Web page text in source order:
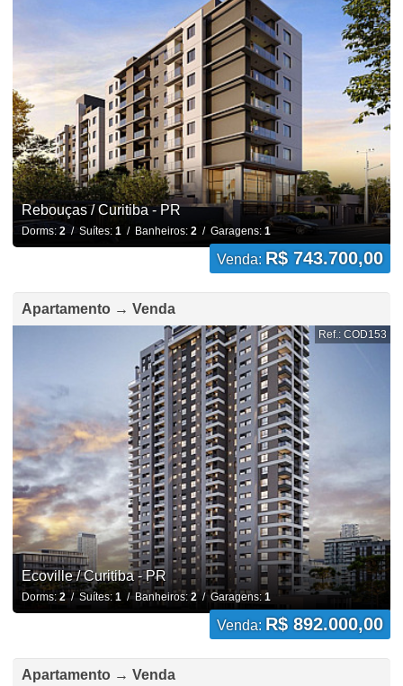
Rebouças / Curitiba - PR
Dorms: 2/ Suítes: 1/ Banheiros: 2/ Garagens: 1
Venda: R$ 743.700,00
Apartamento → Venda
Ref.: COD153
Ecoville / Curitiba - PR
Dorms: 2/ Suítes: 1 / Banheiros:2/ Garagens:1
Venda: R$ 892.000,00
Apartamento → Venda